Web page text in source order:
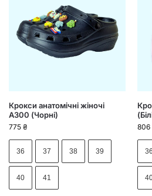
Крокси анатомічні жіночі
А300 (Чорні)
775 ₴
36 37 38 39
40 41
806
36